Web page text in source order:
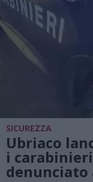
SICUREZZA
Ubriaco
i
denunciato